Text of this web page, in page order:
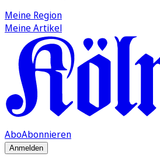
Meine Region
Meine Artikel
AboAbonnieren
Anmelden